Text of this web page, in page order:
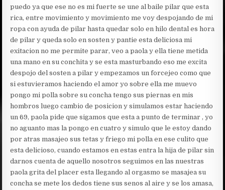
puedo ya que ese no es mi fuerte se une al baile pilar que esta
rica, entre movimiento y movimiento me voy despojando de mi
ropa con ayuda de pilar hasta quedar solo en hilo dental es hora
de pilar y queda solo en sosten y pantie esta deliciosa mi
exitacion no me permite parar, veo a paola y ella tiene metida
una mano en su conchita y se esta masturbando eso me excita
despojo del sosten a pilar y empezamos un forcejeo como que
si estuvieramos haciendo el amor yo sobre ella me muevo
pongo mi polla sobre su concha tengo sus piernas en mis
hombros luego cambio de posicion y simulamos estar haciendo
un 69, paola pide que sigamos que esta a punto de terminar , yo
no aguanto mas la pongo en cuatro y simulo que le estoy dando
por atras masajeo sus tetas y friego mi polla en ese culito que
esta delicioso, cuando estamos en estas entra la hija de pilar sin
darnos cuenta de aquello nosotros seguimos en las nuestras
paola grita del placer esta llegando al orgasmo se masajea su
concha se mete los dedos tiene sus senos al aire y se los amasa,